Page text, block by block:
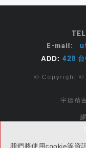
我們將使用cookie等資
E-mail:
ADD: 428
© Copyright ©
宇德精